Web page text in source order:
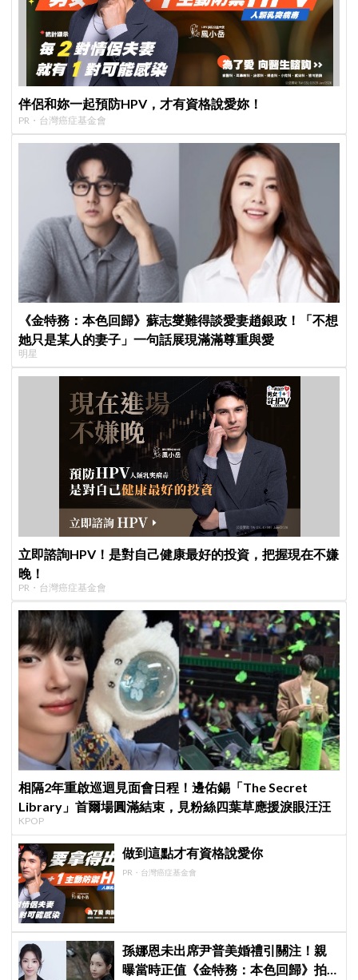
伴侶和妳一起預防HPV，才有資格說愛妳！
PR・台灣癌症基金會
《金特務：本色回歸》蘇志燮難得談愛妻趙銀政！「不想
她只是某人的妻子」一句話展現滿滿尊重與愛
明星
立即諮詢HPV！是對自己健康最好的投資，把握現在不嫌
晚！
PR・台灣癌症基金會
相隔2年重啟巡迴見面會日程！邊佑錫「The Secret
Library」首爾場圓滿結束，見粉絲四葉草應援淚眼汪汪
KPOP
做到這點才有資格說愛你
PR・台灣癌症基金會
孫娜恩未出席尹普美婚禮引關注！親
曝當時正值《金特務：本色回歸》拍